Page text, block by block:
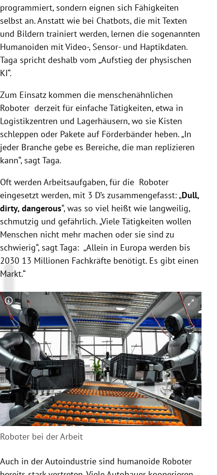
programmiert, sondern eignen sich Fähigkeiten
selbst an. Anstatt wie bei Chatbots, die mit Texten
und Bildern trainiert werden, lernen die sogenannten
Humanoiden mit Video-, Sensor- und Haptikdaten.
Taga spricht deshalb vom „Aufstieg der physischen
KI“.
Zum Einsatz kommen die menschenähnlichen
Roboter derzeit für einfache Tätigkeiten, etwa in
Logistikzentren und Lagerhäusern, wo sie Kisten
schleppen oder Pakete auf Förderbänder heben. „In
jeder Branche gebe es Bereiche, die man replizieren
kann“, sagt Taga.
Oft werden Arbeitsaufgaben, für die Roboter
eingesetzt werden, mit 3 D’s zusammengefasst: „Dull,
dirty, dangerous“, was so viel heißt wie langweilig,
schmutzig und gefährlich. „Viele Tätigkeiten wollen
Menschen nicht mehr machen oder sie sind zu
schwierig“, sagt Taga: „Allein in Europa werden bis
2030 13 Millionen Fachkräfte benötigt. Es gibt einen
Markt.“
Copyright-Hinweis öffnen/schließen
Roboter bei der Arbeit
Auch in der Autoindustrie sind humanoide Roboter